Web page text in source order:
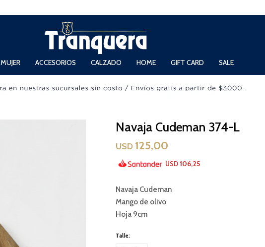
MUJER ACCESORIOS CALZADO HOME GIFT CARD SALE
Navaja Cudeman 374-L
USD 125,00
USD 106,25
Navaja Cudeman
Mango de olivo
Hoja 9cm
Talle: